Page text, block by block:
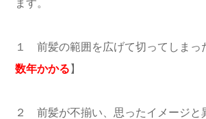
ます。
１ 前髪の範囲を広げて切ってしまっ
数年かかる 】
２ 前髪が不揃い、思ったイメージと